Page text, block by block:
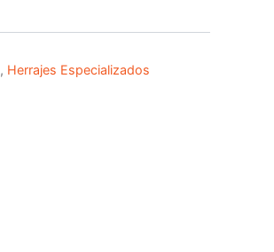
, Herrajes Especializados